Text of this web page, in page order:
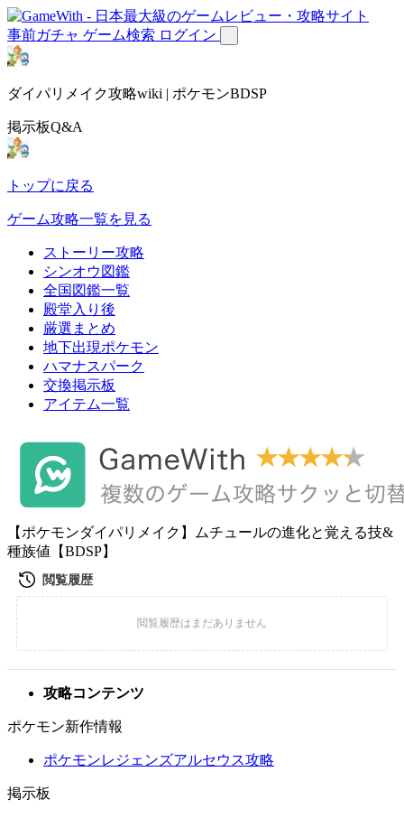
事前ガチャ ゲーム検索 ログイン
ダイパリメイク攻略wiki | ポケモンBDSP
掲示板Q&A
トップに戻る
ゲーム攻略一覧を見る
ストーリー攻略
シンオウ図鑑
全国図鑑一覧
殿堂入り後
厳選まとめ
地下出現ポケモン
ハマナスパーク
交換掲示板
アイテム一覧
【ポケモンダイパリメイク】ムチュールの進化と覚える技&
種族値【BDSP】
攻略コンテンツ
ポケモン新作情報
ポケモンレジェンズアルセウス攻略
掲示板